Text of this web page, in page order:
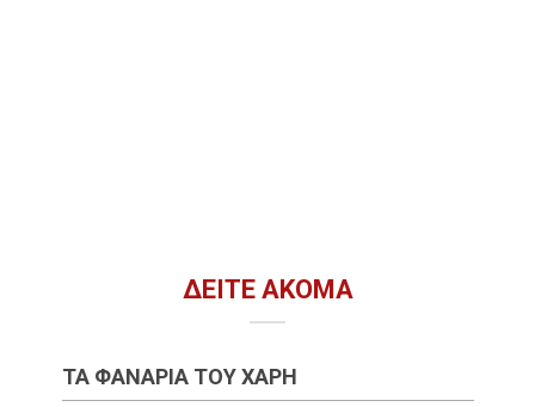
ΔΕΊΤΕ ΑΚΌΜΑ
ΤΑ ΦΑΝΆΡΙΑ ΤΟΥ ΧΆΡΗ